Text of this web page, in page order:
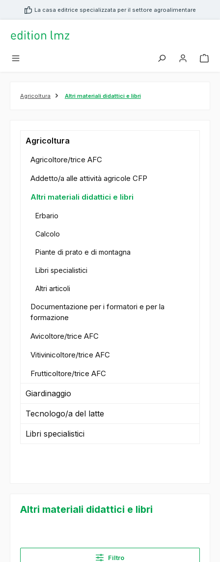
principaleLa casa editrice specializzata per il settore agroalimentare
Agricoltura Altri materiali didattici e libri
Agricoltura
Agricoltore/trice AFC
Addetto/a alle attività agricole CFP
Altri materiali didattici e libri
Erbario
Calcolo
Piante di prato e di montagna
Libri specialistici
Altri articoli
Documentazione per i formatori e per la
formazione
Avicoltore/trice AFC
Vitivinicoltore/trice AFC
Frutticoltore/trice AFC
Giardinaggio
Tecnologo/a del latte
Libri specialistici
Altri materiali didattici e libri
Filtro